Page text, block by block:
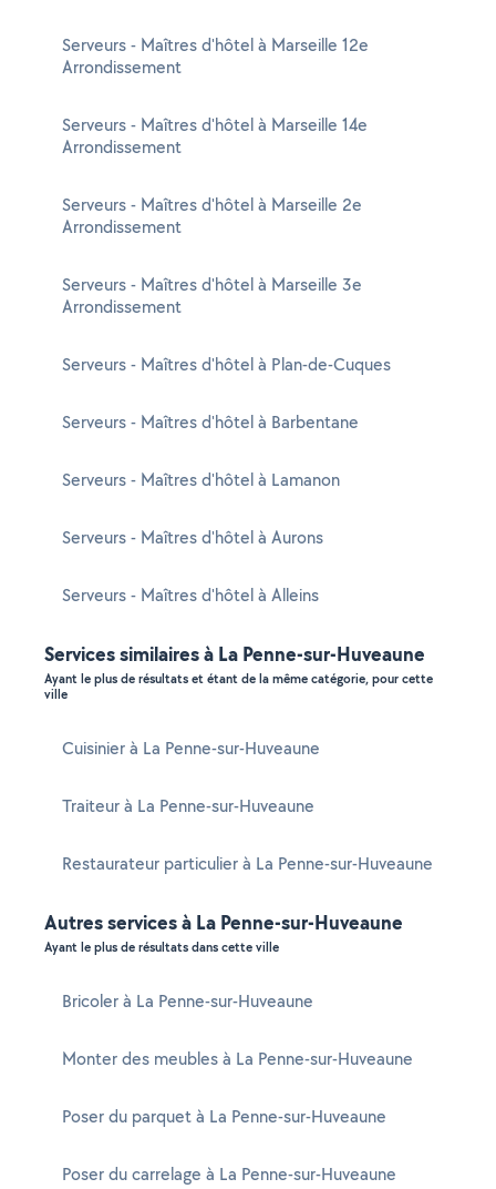
Serveurs - Maîtres d'hôtel à Marseille 12e
Arrondissement
Serveurs - Maîtres d'hôtel à Marseille 14e
Arrondissement
Serveurs - Maîtres d'hôtel à Marseille 2e
Arrondissement
Serveurs - Maîtres d'hôtel à Marseille 3e
Arrondissement
Serveurs - Maîtres d'hôtel à Plan-de-Cuques
Serveurs - Maîtres d'hôtel à Barbentane
Serveurs - Maîtres d'hôtel à Lamanon
Serveurs - Maîtres d'hôtel à Aurons
Serveurs - Maîtres d'hôtel à Alleins
Services similaires à La Penne-sur-Huveaune
Ayant le plus de résultats et étant de la même catégorie, pour cette
ville
Cuisinier à La Penne-sur-Huveaune
Traiteur à La Penne-sur-Huveaune
Restaurateur particulier à La Penne-sur-Huveaune
Autres services à La Penne-sur-Huveaune
Ayant le plus de résultats dans cette ville
Bricoler à La Penne-sur-Huveaune
Monter des meubles à La Penne-sur-Huveaune
Poser du parquet à La Penne-sur-Huveaune
Poser du carrelage à La Penne-sur-Huveaune